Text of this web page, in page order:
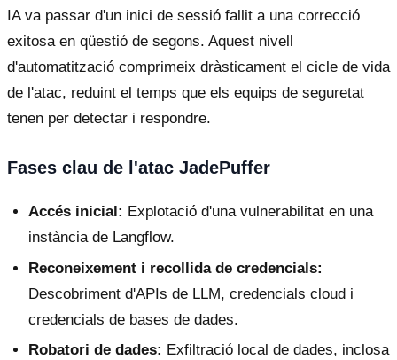
IA va passar d'un inici de sessió fallit a una correcció
exitosa en qüestió de segons. Aquest nivell
d'automatització comprimeix dràsticament el cicle de vida
de l'atac, reduint el temps que els equips de seguretat
tenen per detectar i respondre.
Fases clau de l'atac JadePuffer
Accés inicial: Explotació d'una vulnerabilitat en una
instància de Langflow.
Reconeixement i recollida de credencials:
Descobriment d'APIs de LLM, credencials cloud i
credencials de bases de dades.
Robatori de dades: Exfiltració local de dades, inclosa